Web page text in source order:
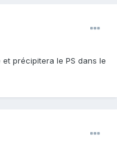
précipitera le PS dans le